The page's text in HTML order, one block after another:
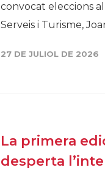
convocat eleccions
Serveis i Turisme,
27 DE JULIOL DE 2026
La primera
desperta